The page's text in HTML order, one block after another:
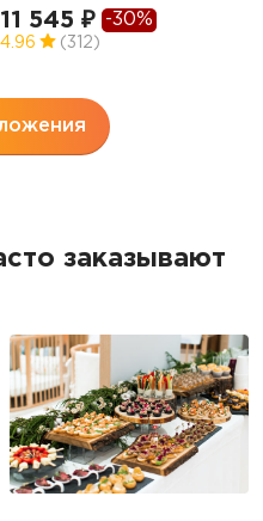
11 545 ₽ -30%
4.96 (312)
заказывают